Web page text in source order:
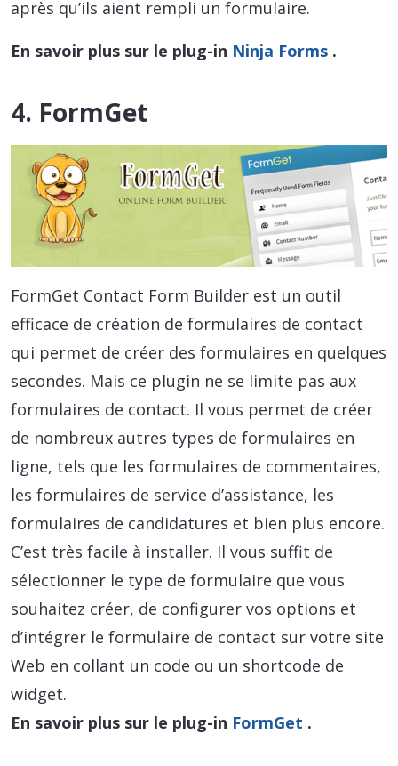
après qu’ils aient rempli un formulaire.
En savoir plus sur le plug-in Ninja Forms .
4. FormGet
FormGet Contact Form Builder est un outil
efficace de création de formulaires de contact
qui permet de créer des formulaires en quelques
secondes. Mais ce plugin ne se limite pas aux
formulaires de contact. Il vous permet de créer
de nombreux autres types de formulaires en
ligne, tels que les formulaires de commentaires,
les formulaires de service d’assistance, les
formulaires de candidatures et bien plus encore.
C’est très facile à installer. Il vous suffit de
sélectionner le type de formulaire que vous
souhaitez créer, de configurer vos options et
d’intégrer le formulaire de contact sur votre site
Web en collant un code ou un shortcode de
widget.
En savoir plus sur le plug-in FormGet .